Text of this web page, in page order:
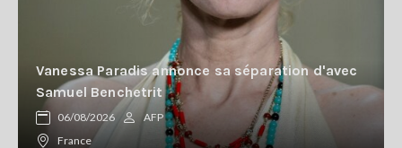
Vanessa Paradis annonce sa séparation d'avec
Samuel Benchetrit
06/08/2026
AFP
France